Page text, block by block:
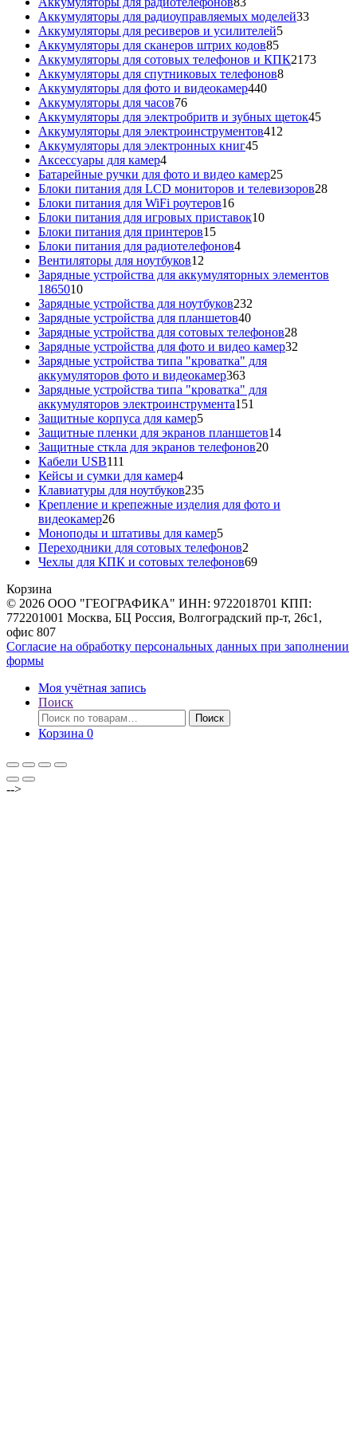
товара
Аккумуляторы для радиоуправляемых моделей3333
Аккумуляторы для ресиверов и усилителей55
Аккумуляторы для сканеров штрих кодов8585
товаров
Аккумуляторы для сотовых телефонов и КПК21732173
Аккумуляторы для спутниковых телефонов88
Аккумуляторы для фото и видеокамер440440
Аккумуляторы для часов7676
товаров
Аккумуляторы для электробритв и зубных щеток4545
Аккумуляторы для электроинструментов412
Аккумуляторы для электронных книг4545
Аксессуары для камер44
товара
Батарейные ручки для фото и видео камер2525
товаров
Блоки питания для LCD мониторов и телевизоров2828
Блоки питания для WiFi роутеров1616
товаров
Блоки питания для игровых приставок1010
Блоки питания для принтеров1515
товаров
Блоки питания для радиотелефонов44
Вентиляторы для ноутбуков12
товаров
Зарядные устройства для аккумуляторных элементов
186501010
товаров
Зарядные устройства для ноутбуков232
Зарядные устройства для планшетов4040
товаров
Зарядные устройства для сотовых телефонов2828
товаров
Зарядные устройства для фото и видео камер32
Зарядные устройства типа "кроватка" для
аккумуляторов фото и видеокамер363363
товара
Зарядные устройства типа "кроватка" для
аккумуляторов электроинструмента151
Защитные корпуса для камер55
товаров
Защитные пленки для экранов планшетов1414
Защитные сткла для экранов телефонов2020
Кабели USB111
товаров
Кейсы и сумки для камер44
товара
Клавиатуры для ноутбуков235235
товаров
Крепление и крепежные изделия для фото и
видеокамер2626
товаров
Моноподы и штативы для камер55
товаров
Переходники для сотовых телефонов2
товара
Чехлы для КПК и сотовых телефонов6969
Корзина
© 2026 ООО "ГЕОГРАФИКА" ИНН: 9722018701 КПП:
772201001 Москва, БЦ Россия, Волгоградский пр-т, 26с1,
офис 807
Согласие на обработку персональных данных при заполнении
формы
Моя учётная запись
Поиск
Искать:
Поиск
Корзина 0
-->